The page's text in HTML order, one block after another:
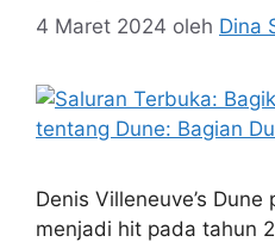
4 Maret 2024 oleh Dina
Denis Villeneuve’s
menjadi hit pada tahun